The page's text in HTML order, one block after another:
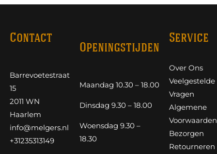
Contact
Barrevoetestraat
15
2011 WN
Haarlem
info@melgers.nl
+31235313149
Openingstijden
Maandag 10.30 – 18.00
Dinsdag 9.30 – 18.00
Woensdag 9.30 –
18.30
Service
Over Ons
Veelgestelde
Vragen
Algemene
Voorwaarden
Bezorgen
Retourneren